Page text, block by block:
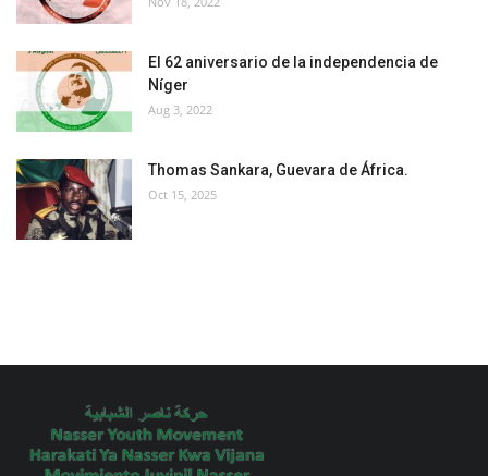
El 62 aniversario de la independencia de
Níger
Aug 3, 2022
Thomas Sankara, Guevara de África.
Oct 15, 2025